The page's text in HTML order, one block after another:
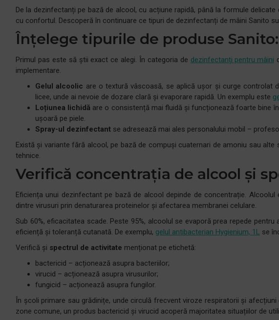
De la dezinfectanți pe bază de alcool, cu acțiune rapidă, până la formule
cu confortul. Descoperă în continuare ce tipuri de dezinfectanți de mâini Sanito
Înțelege tipurile de produse
Primul pas este să știi exact ce alegi. În categoria de dezinfectanți pentru mâini
implementare.
Gelul alcoolic are o textură vâscoasă, se aplică ușor și curge controlat
licee, unde ai nevoie de dozare clară și evaporare rapidă. Un exemplu este
Loțiunea lichidă are o consistență mai fluidă și funcționează foarte bine
ușoară pe piele.
Spray-ul dezinfectant se adresează mai ales personalului mobil –
Există și variante fără alcool, pe bază de compuși cuaternari de amoniu sau
tehnice.
Verifică concentrația de alcool și
Eficiența unui dezinfectant pe bază de alcool depinde de concentrație.
dintre virusuri prin denaturarea proteinelor și afectarea membranei celulare.
Sub 60%, eficacitatea scade. Peste 95%, alcoolul se evaporă prea repede
eficiență și toleranță cutanată. De exemplu, gelul antibacterian Hygienium, 1L se
Verifică și spectrul de activitate menționat pe etichetă:
bactericid – acționează asupra bacteriilor;
virucid – acționează asupra virusurilor;
fungicid – acționează asupra fungilor.
În școli primare sau grădinițe, unde circulă frecvent viroze respiratorii și
zone comune, un produs bactericid și virucid acoperă majoritatea situațiilor de